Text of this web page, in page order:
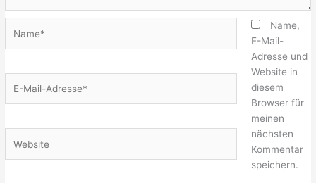
Mail-
Name,
E-Mail-
Adresse und
Website in
diesem
Browser für
meinen
nächsten
Kommentar
speichern.